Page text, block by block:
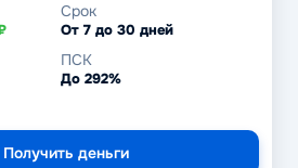
Срок
От 7 до 30 дней
ПСК
До 292%
Получить деньги